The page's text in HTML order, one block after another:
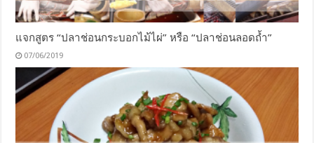
แจกสูตร “ปลาช่อนกระบอกไม้ไผ่” หรือ “ปลาช่อนลอดถ้ำ”
07/06/2019